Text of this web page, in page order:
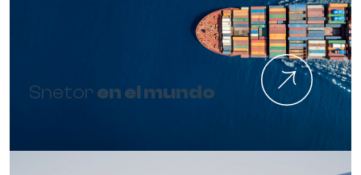
Snetoren el mundo